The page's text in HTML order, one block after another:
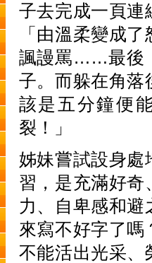
子去完成一頁連
「由溫柔變成
諷謾罵……最後
子。而躲在角落
該是五分鐘便
裂！」
姊妹嘗試設身處
習，是充滿好奇
力、自卑感和
來寫不好字了嗎
不能活出光采、